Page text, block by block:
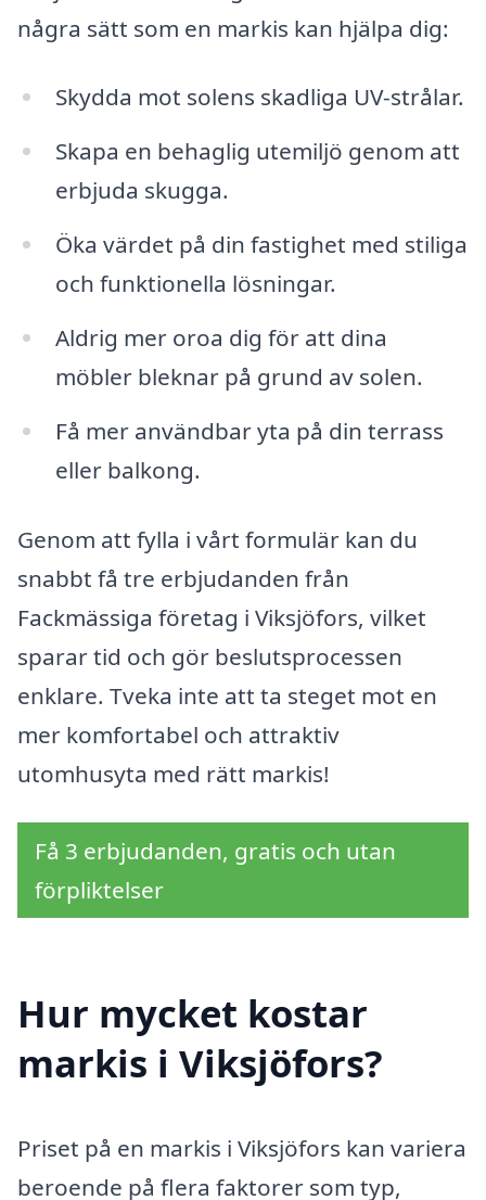
några sätt som en markis kan hjälpa dig:
Skydda mot solens skadliga UV-strålar.
Skapa en behaglig utemiljö genom att
erbjuda skugga.
Öka värdet på din fastighet med stiliga
och funktionella lösningar.
Aldrig mer oroa dig för att dina
möbler bleknar på grund av solen.
Få mer användbar yta på din terrass
eller balkong.
Genom att fylla i vårt formulär kan du
snabbt få tre erbjudanden från
Fackmässiga företag i Viksjöfors, vilket
sparar tid och gör beslutsprocessen
enklare. Tveka inte att ta steget mot en
mer komfortabel och attraktiv
utomhusyta med rätt markis!
Få 3 erbjudanden, gratis och utan
förpliktelser
Hur mycket kostar
markis i Viksjöfors?
Priset på en markis i Viksjöfors kan variera
beroende på flera faktorer som typ,